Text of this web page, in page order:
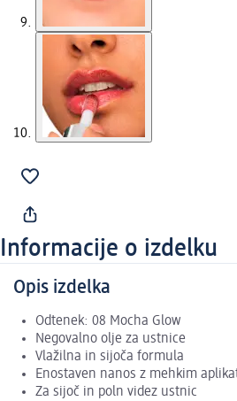
Informacije o izdelku
Opis izdelka
Odtenek: 08 Mocha Glow
Negovalno olje za ustnice
Vlažilna in sijoča formula
Enostaven nanos z mehkim
Za sijoč in poln videz ustnic